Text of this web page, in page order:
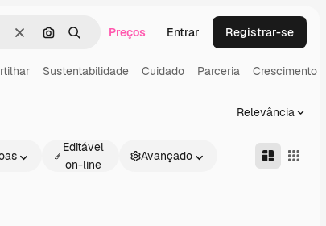
LimparPesquisar por imagem
BuscarPreços Entrar Registrar-se
Sustentabilidade Cuidado Parceria Crescimento
Relevância
Editável
on-line
Avançado